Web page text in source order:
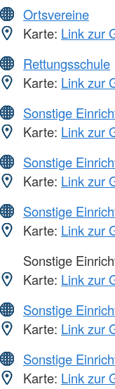
Ortsvereine
Karte: Link zur
Rettungsschule
Karte: Link zur
Sonstige
Karte: Link zur
Sonstige
Karte: Link zur
Sonstige
Karte: Link zur
Sonstige
Karte: Link zur
Sonstige
Karte: Link zur
Sonstige
Karte: Link zur